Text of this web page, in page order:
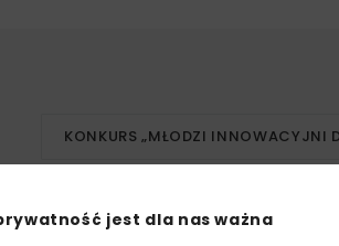
KONKURS „MŁODZI INNOWACYJNI
jest dla nas ważna